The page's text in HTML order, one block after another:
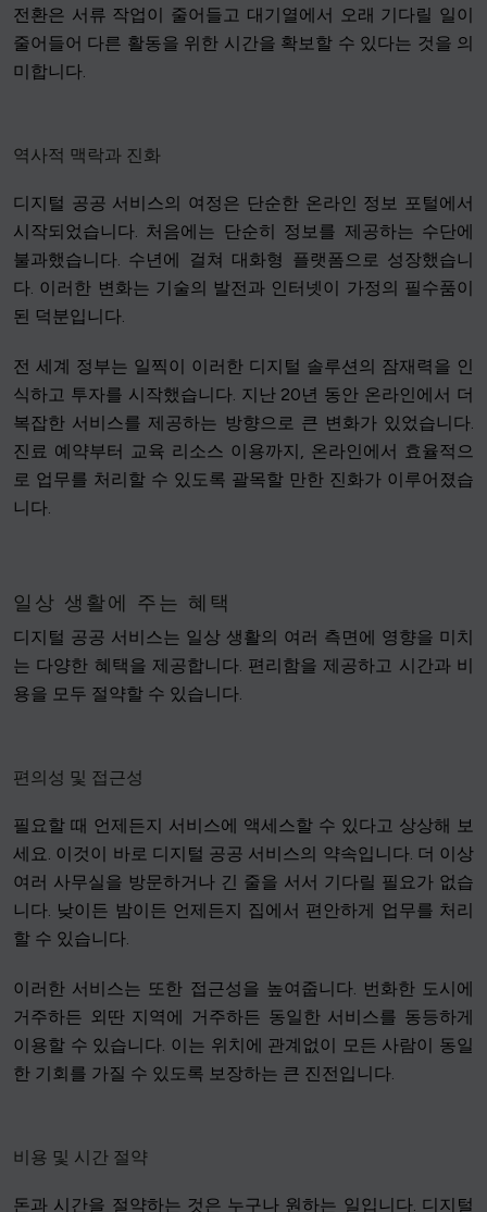
전환은 서류 작업이 줄어들고 대기열에서 오래 기다릴 일이
줄어들어 다른 활동을 위한 시간을 확보할 수 있다는 것을 의
미합니다.
역사적 맥락과 진화
디지털 공공 서비스의 여정은 단순한 온라인 정보 포털에서
시작되었습니다. 처음에는 단순히 정보를 제공하는 수단에
불과했습니다. 수년에 걸쳐 대화형 플랫폼으로 성장했습니
다. 이러한 변화는 기술의 발전과 인터넷이 가정의 필수품이
된 덕분입니다.
전 세계 정부는 일찍이 이러한 디지털 솔루션의 잠재력을 인
식하고 투자를 시작했습니다. 지난 20년 동안 온라인에서 더
복잡한 서비스를 제공하는 방향으로 큰 변화가 있었습니다.
진료 예약부터 교육 리소스 이용까지, 온라인에서 효율적으
로 업무를 처리할 수 있도록 괄목할 만한 진화가 이루어졌습
니다.
일상 생활에 주는 혜택
디지털 공공 서비스는 일상 생활의 여러 측면에 영향을 미치
는 다양한 혜택을 제공합니다. 편리함을 제공하고 시간과 비
용을 모두 절약할 수 있습니다.
편의성 및 접근성
필요할 때 언제든지 서비스에 액세스할 수 있다고 상상해 보
세요. 이것이 바로 디지털 공공 서비스의 약속입니다. 더 이상
여러 사무실을 방문하거나 긴 줄을 서서 기다릴 필요가 없습
니다. 낮이든 밤이든 언제든지 집에서 편안하게 업무를 처리
할 수 있습니다.
이러한 서비스는 또한 접근성을 높여줍니다. 번화한 도시에
거주하든 외딴 지역에 거주하든 동일한 서비스를 동등하게
이용할 수 있습니다. 이는 위치에 관계없이 모든 사람이 동일
한 기회를 가질 수 있도록 보장하는 큰 진전입니다.
비용 및 시간 절약
돈과 시간을 절약하는 것은 누구나 원하는 일입니다. 디지털